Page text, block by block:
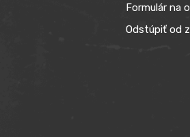
Formulár na
Odstúpiť od